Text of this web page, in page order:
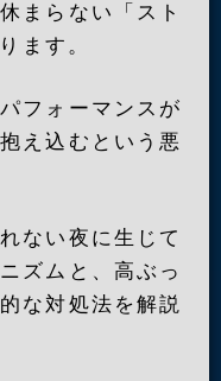
まらない「スト
ます。
フォーマンスが
え込むという悪
ない夜に生じて
ズムと、高ぶっ
な対処法を解説